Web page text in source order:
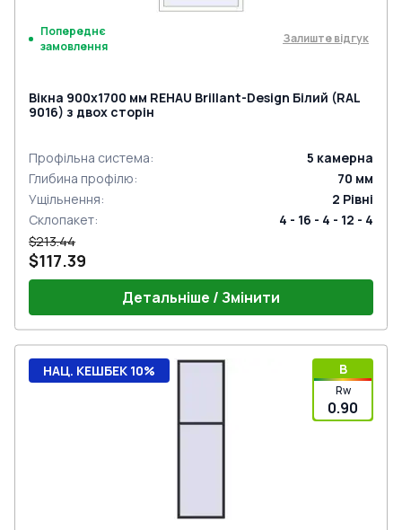
Попереднє
замовлення
Залиште відгук
Вікна 900x1700 мм REHAU Brillant-Design Білий (RAL
9016) з двох сторін
Профільна система: 5 камерна
Глибина профілю: 70 мм
Ущільнення: 2 Рівні
Склопакет:
4 - 16 - 4 - 12 - 4
$213.44
$117.39
Детальніше / Змінити
B
Rw
0.90
НАЦ. КЕШБЕК 10%